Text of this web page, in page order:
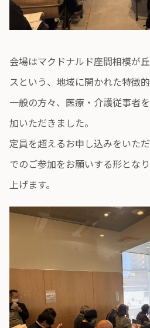
会場はマクドナルド座間相模が
スという、地域に開かれた特徴
一般の方々、医療・介護従事者
加いただきました。
定員を超えるお申し込みをいた
でのご参加をお願いする形とな
上げます。